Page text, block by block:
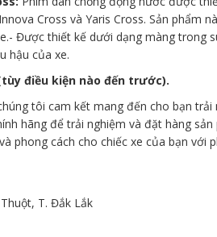
Cross và Yaris Cross. Sản phẩm
Được thiết kế dưới dạng màng trong
hậu của xe.
điều kiện nào đến trước).
tôi cam kết mang đến cho bạn
hãng để trải nghiệm và đặt hàng
phong cách cho chiếc xe của bạn với
T. Đắk Lắk